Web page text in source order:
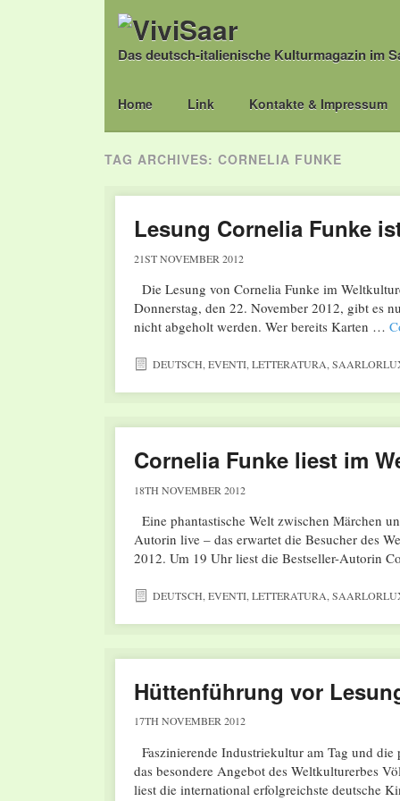
Das deutsch-italienische Kulturmagazin im
Main menu
Skip
Home Link Kontakte & Impressum
TAG ARCHIVES: CORNELIA FUNKE
Lesung Cornelia Funke
21ST NOVEMBER 2012
Die Lesung von Cornelia Funke im
Donnerstag, den 22. November 2012, gibt es
nicht abgeholt werden. Wer bereits Karten …
DEUTSCH,EVENTI,LETTERATURA,
Cornelia Funke liest im
18TH NOVEMBER 2012
Eine phantastische Welt zwischen Märchen
Autorin live – das erwartet die Besucher des
2012. Um 19 Uhr liest die Bestseller-Autorin
DEUTSCH EVENTI, LETTERATURA
Hüttenführung vor
17TH NOVEMBER 2012
Faszinierende Industriekultur am Tag und
das besondere Angebot des Weltkulturerbes
liest die international erfolgreichste deutsche